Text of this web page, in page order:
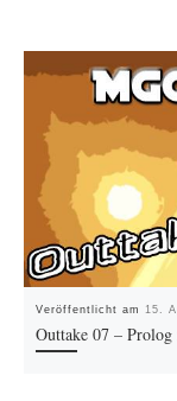
Veröffentlicht am15.
Outtake 07 – Prolog